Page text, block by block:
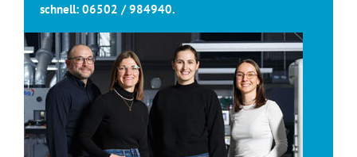
schnell: 06502 / 984940.